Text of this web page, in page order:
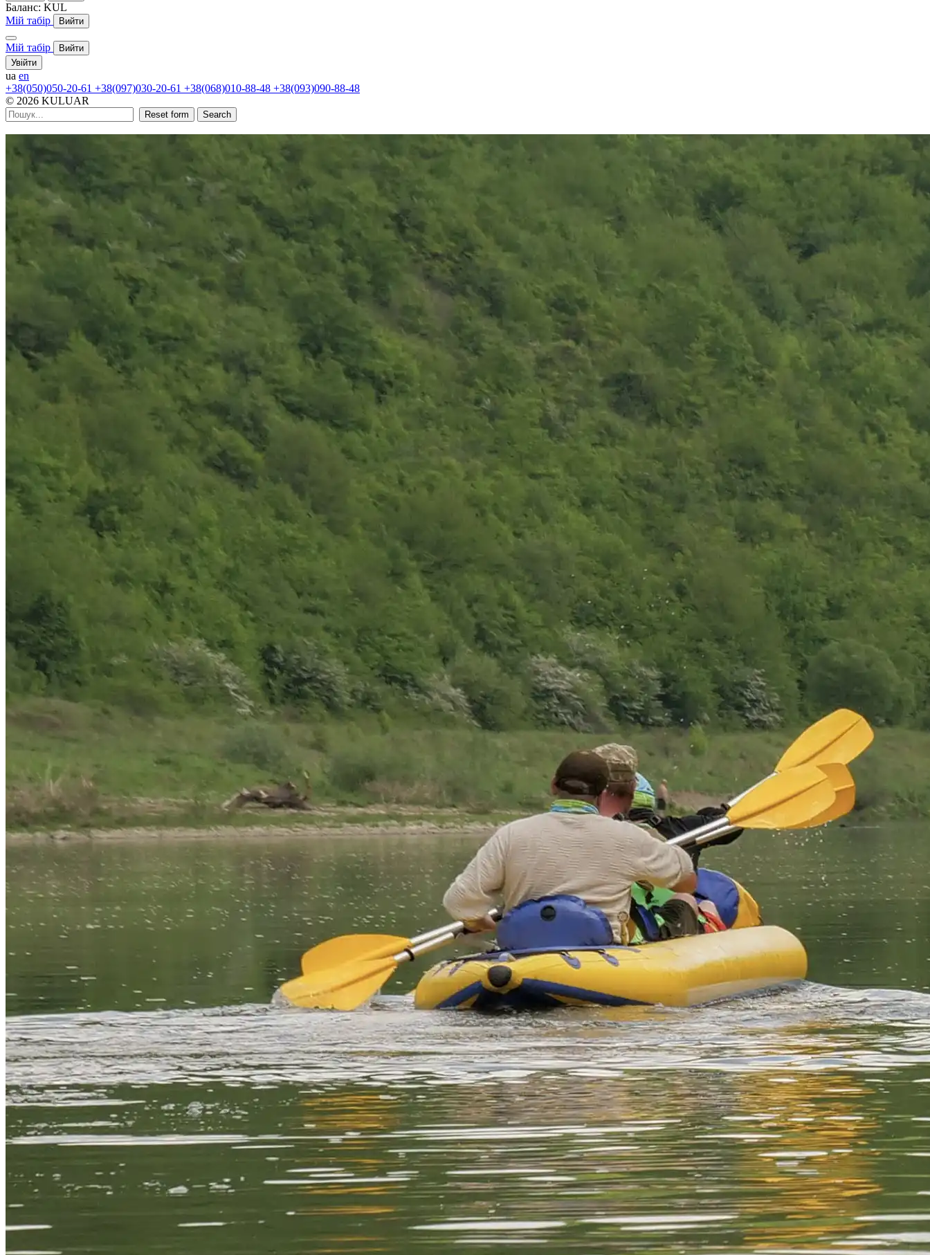
Баланс: KUL
Мій табір
Вийти
Мій табір
Вийти
Увійти
ua en
+38(050)050-20-61 +38(097)030-20-61 +38(068)010-88-48 +38(093)090-88-48
© 2026 KULUAR
Reset form Search